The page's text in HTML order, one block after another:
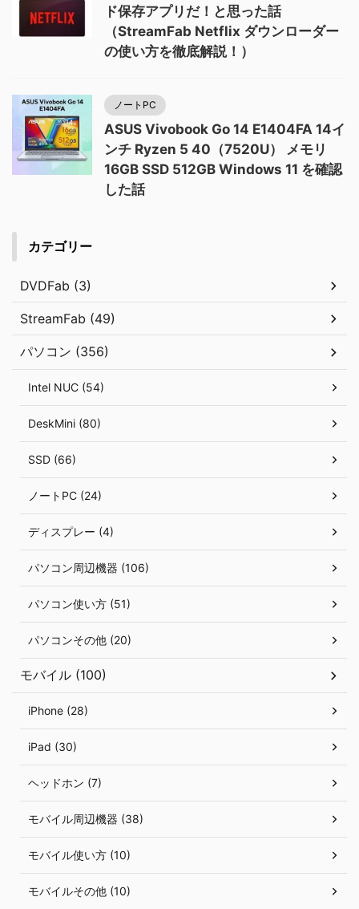
ド保存アプリだ！と思った話
（StreamFab Netflix ダウンローダー
の使い方を徹底解説！）
ノートPC
ASUS Vivobook Go 14 E1404FA 14イ
ンチ Ryzen 5 40（7520U） メモリ
16GB SSD 512GB Windows 11 を確認
した話
カテゴリー
DVDFab (3)
StreamFab (49)
パソコン (356)
Intel NUC (54)
DeskMini (80)
SSD (66)
ノートPC (24)
ディスプレー (4)
パソコン周辺機器 (106)
パソコン使い方 (51)
パソコンその他 (20)
モバイル (100)
iPhone (28)
iPad (30)
ヘッドホン (7)
モバイル周辺機器 (38)
モバイル使い方 (10)
モバイルその他 (10)